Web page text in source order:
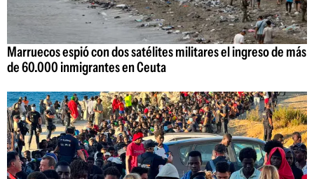
Marruecos espió con dos satélites militares el ingreso de más
de 60.000 inmigrantes en Ceuta